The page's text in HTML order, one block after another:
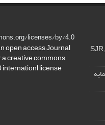
ارتقا کیفیت و ضریب تاثیر در پایگاه استنادی SJR
licenses/by/4.0
open access Journal
creative commons
license